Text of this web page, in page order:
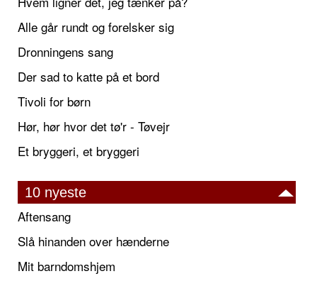
Alle går rundt og forelsker sig
Dronningens sang
Der sad to katte på et bord
Tivoli for børn
Hør, hør hvor det tø'r - Tøvejr
Et bryggeri, et bryggeri
10 nyeste
Aftensang
Slå hinanden over hænderne
Mit barndomshjem